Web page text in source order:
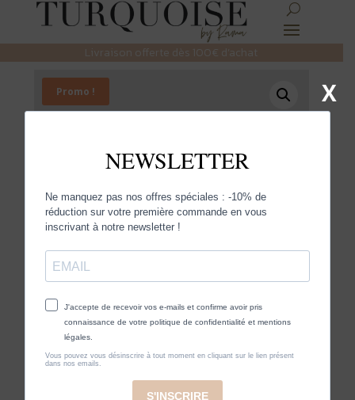
Livraison offerte dès 100€ d’achat
Promo ! X